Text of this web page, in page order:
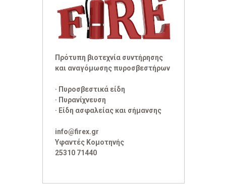
Πρότυπη βιοτεχνία συντήρησης
και αναγόμωσης πυροσβεστήρων
· Πυροσβεστικά είδη
· Πυρανίχνευση
· Είδη ασφαλείας και σήμανσης
info@firex.gr
Υφαντές Κομοτηνής
25310 71440